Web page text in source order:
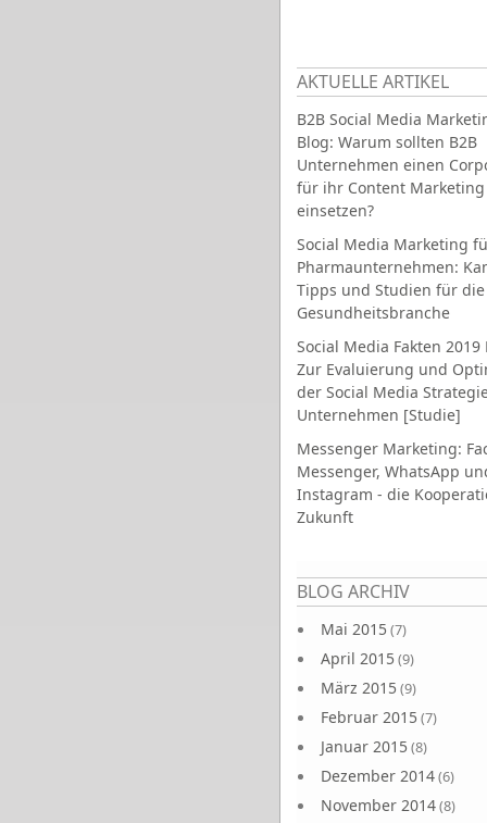
AKTUELLE ARTIKEL
B2B Social Media
Blog: Warum sollten B2B
Unternehmen einen
für ihr Content Marketing
einsetzen?
Social Media Marketing
Pharmaunternehmen:
Tipps und Studien für die
Gesundheitsbranche
Social Media Fakten 2019
Zur Evaluierung und
der Social Media
Unternehmen [Studie]
Messenger Marketing:
Messenger, WhatsApp
Instagram - die
Zukunft
BLOG ARCHIV
Mai 2015(7)
April 2015(9)
März 2015(9)
Februar 2015(7)
Januar 2015(8)
Dezember 2014(6)
November 2014(8)
Seiten